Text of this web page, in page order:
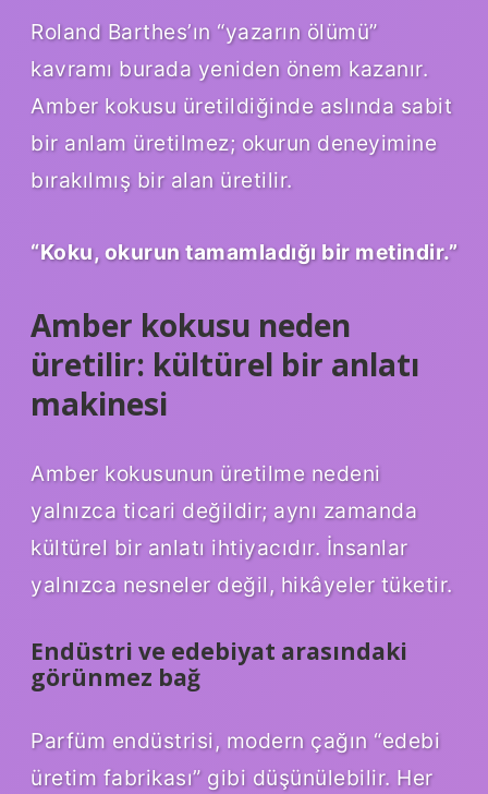
Roland Barthes’ın “yazarın ölümü”
kavramı burada yeniden önem kazanır.
Amber kokusu üretildiğinde aslında sabit
bir anlam üretilmez; okurun deneyimine
bırakılmış bir alan üretilir.
“Koku, okurun tamamladığı bir metindir.”
Amber kokusu neden
üretilir: kültürel bir anlatı
makinesi
Amber kokusunun üretilme nedeni
yalnızca ticari değildir; aynı zamanda
kültürel bir anlatı ihtiyacıdır. İnsanlar
yalnızca nesneler değil, hikâyeler tüketir.
Endüstri ve edebiyat arasındaki
görünmez bağ
Parfüm endüstrisi, modern çağın “edebi
üretim fabrikası” gibi düşünülebilir. Her